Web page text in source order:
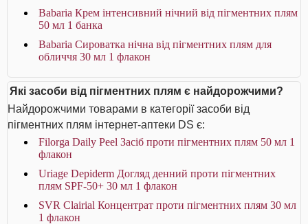
Babaria Крем інтенсивний нічний від пігментних плям
50 мл 1 банка
Babaria Сироватка нічна від пігментних плям для
обличчя 30 мл 1 флакон
Які засоби від пігментних плям є найдорожчими?
Найдорожчими товарами в категорії засоби від
пігментних плям інтернет-аптеки DS є:
Filorga Daily Peel Засіб проти пігментних плям 50 мл 1
флакон
Uriage Depiderm Догляд денний проти пігментних
плям SPF-50+ 30 мл 1 флакон
SVR Clairial Концентрат проти пігментних плям 30 мл
1 флакон